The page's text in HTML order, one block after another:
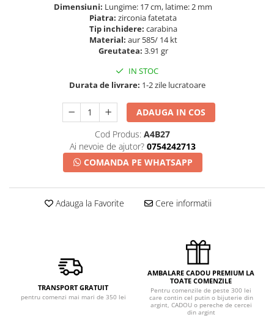
Dimensiuni: Lungime: 17 cm, latime: 2 mm
Piatra: zirconia fatetata
Tip inchidere: carabina
Material: aur 585/ 14 kt
Greutatea: 3.91 gr
IN STOC
Durata de livrare: 1-2 zile lucratoare
ADAUGA IN COS
Cod Produs: A4B27
Ai nevoie de ajutor? 0754242713
COMANDA PE WHATSAPP
Adauga la Favorite Cere informatii
TRANSPORT GRATUIT
pentru comenzi mai mari de 350 lei
AMBALARE CADOU PREMIUM LA
TOATE COMENZILE
Pentru comenzile de peste 300 lei
care contin cel putin o bijuterie din
argint, CADOU o pereche de cercei
din argint